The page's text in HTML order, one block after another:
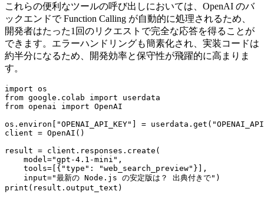
これらの便利なツールの呼び出しにおいては、OpenAI のバ
ックエンドで Function Calling が自動的に処理されるため、
開発者はたった1回のリクエストで完全な応答を得ることが
できます。エラーハンドリングも簡素化され、実装コードは
約半分になるため、開発効率と保守性が飛躍的に高まりま
す。
import os
from google.colab import userdata
from openai import OpenAI
os.environ["OPENAI_API_KEY"] =
client = OpenAI()
result = client.responses.create(
    model="gpt-4.1-mini",
    tools=[{"type": "web_search_preview"}],
    input="最新の Node.js の安定版は？ 出典付きで")